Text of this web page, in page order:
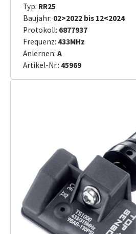
Typ: RR25
Baujahr: 02>2022 bis 12<2024
Protokoll: 6877937
Frequenz: 433MHz
Anlernen: A
Artikel-Nr.: 45969